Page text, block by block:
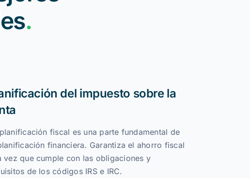
.
del impuesto sobre la
fiscal es una parte fundamental de
financiera. Garantiza el ahorro fiscal
vez que cumple con las obligaciones y
de los códigos IRS e IRC.